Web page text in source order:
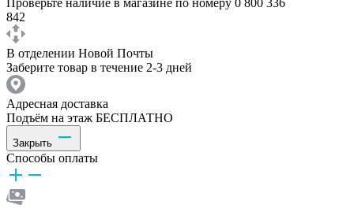
842
В отделении Новой Почты
Заберите товар в течение 2-3 дней
Адресная доставка
Подъём на этаж БЕСПЛАТНО
Закрыть
Способы оплаты